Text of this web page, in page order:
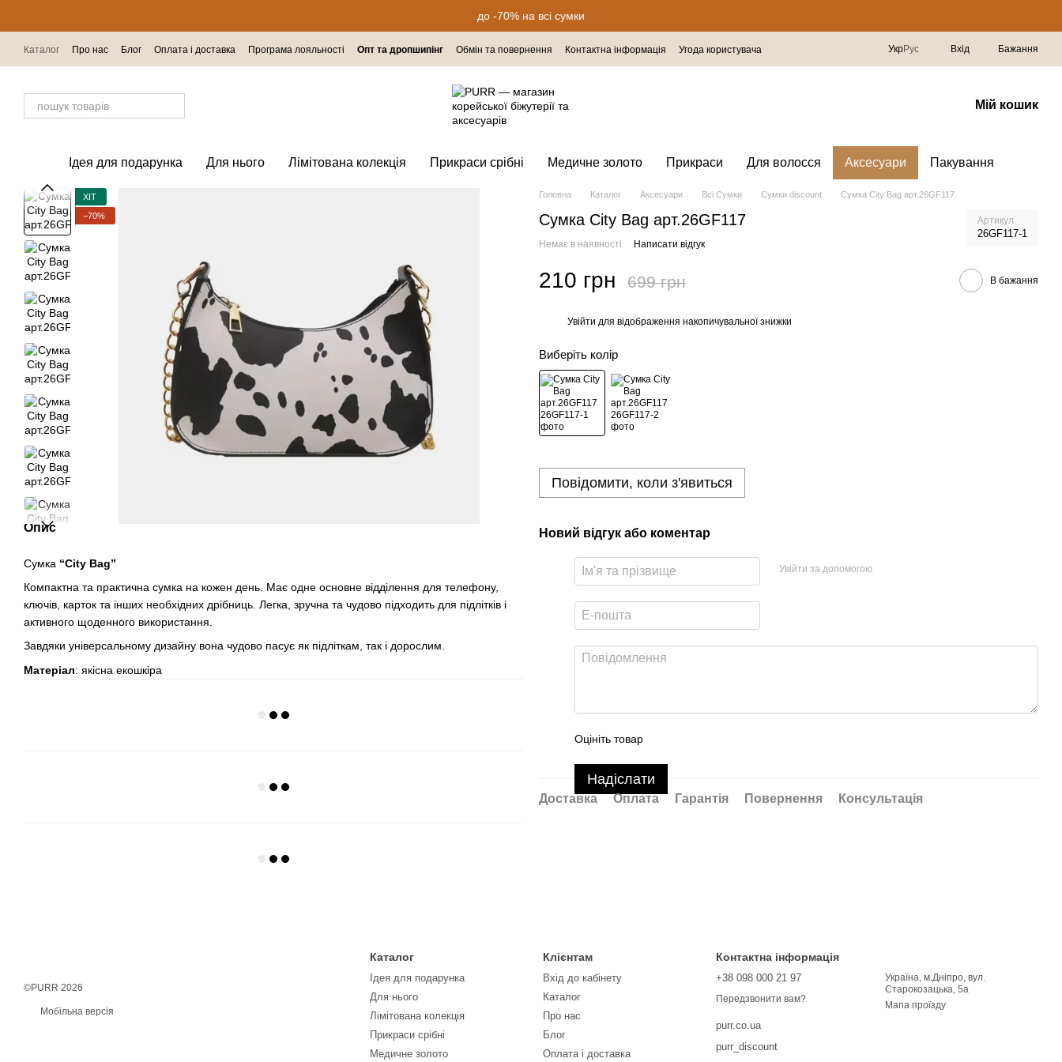
до -70% на всі сумки
Каталог Про нас Блог Оплата і доставка Програма лояльності Опт та дропшипінг Обмін та повернення Контактна інформація
Угода користувача
Відгуки про магазин
УкрРус Вхід Бажання
Мій кошик
Ідея для подарунка Для нього Лімітована колекція Прикраси срібні Медичне золото Прикраси Для волосся Аксесуари Пакування
ХІТ
−70%
Опис
Сумка “City Bag”
Компактна та практична сумка на кожен день. Має одне основне відділення для телефону,
ключів, карток та інших необхідних дрібниць. Легка, зручна та чудово підходить для підлітків і
активного щоденного використання.
Завдяки універсальному дизайну вона чудово пасує як підліткам, так і дорослим.
Матеріал: якісна екошкіра
Головна Каталог Аксесуари Всі Сумки Сумки discount Сумка City Bag арт.26GF117
Сумка City Bag арт.26GF117 Артикул
26GF117-1
Немає в наявності Написати відгук
210 грн 699 грн В бажання
Увійти для відображення накопичувальної знижки
Виберіть колір
Повідомити, коли з'явиться
Новий відгук або коментар
Увійти за допомогою
Оцініть товар
Надіслати
Доставка Оплата Гарантія Повернення Консультація
©PURR 2026
Мобільна версія
Каталог
Ідея для подарунка
Для нього
Лімітована колекція
Прикраси срібні
Медичне золото
Клієнтам
Вхід до кабінету
Каталог
Про нас
Блог
Оплата і доставка
Контактна інформація
+38 098 000 21 97
Передзвонити вам?
purr.co.ua
purr_discount
Україна, м.Дніпро, вул.
Старокозацька, 5а
Мапа проїзду